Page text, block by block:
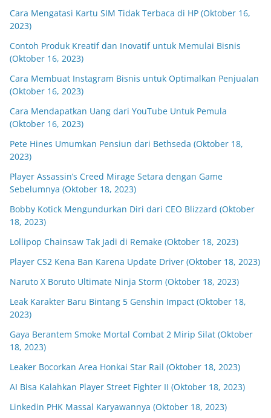
Cara Mengatasi Kartu SIM Tidak Terbaca di HP (Oktober 16,
2023)
Contoh Produk Kreatif dan Inovatif untuk Memulai Bisnis
(Oktober 16, 2023)
Cara Membuat Instagram Bisnis untuk Optimalkan Penjualan
(Oktober 16, 2023)
Cara Mendapatkan Uang dari YouTube Untuk Pemula
(Oktober 16, 2023)
Pete Hines Umumkan Pensiun dari Bethseda (Oktober 18,
2023)
Player Assassin’s Creed Mirage Setara dengan Game
Sebelumnya (Oktober 18, 2023)
Bobby Kotick Mengundurkan Diri dari CEO Blizzard (Oktober
18, 2023)
Lollipop Chainsaw Tak Jadi di Remake (Oktober 18, 2023)
Player CS2 Kena Ban Karena Update Driver (Oktober 18, 2023)
Naruto X Boruto Ultimate Ninja Storm (Oktober 18, 2023)
Leak Karakter Baru Bintang 5 Genshin Impact (Oktober 18,
2023)
Gaya Berantem Smoke Mortal Combat 2 Mirip Silat (Oktober
18, 2023)
Leaker Bocorkan Area Honkai Star Rail (Oktober 18, 2023)
AI Bisa Kalahkan Player Street Fighter II (Oktober 18, 2023)
Linkedin PHK Massal Karyawannya (Oktober 18, 2023)